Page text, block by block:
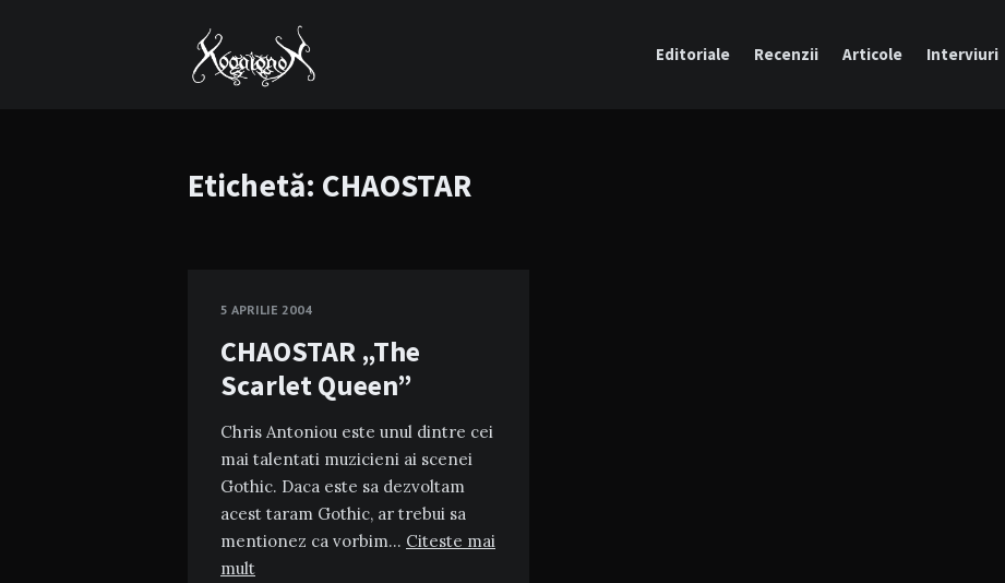
Editoriale Recenzii Articole Interviuri
Etichetă: CHAOSTAR
5 APRILIE 2004
CHAOSTAR „The
Scarlet Queen”
Chris Antoniou este unul dintre cei
mai talentati muzicieni ai scenei
Gothic. Daca este sa dezvoltam
acest taram Gothic, ar trebui sa
mentionez ca vorbim… Citeste mai
mult